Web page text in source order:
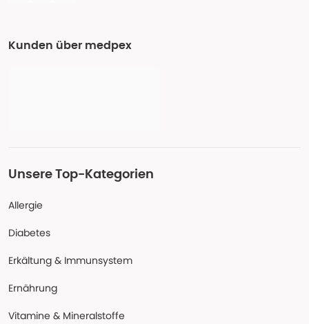
Kunden über medpex
Unsere Top-Kategorien
Allergie
Diabetes
Erkältung & Immunsystem
Ernährung
Vitamine & Mineralstoffe